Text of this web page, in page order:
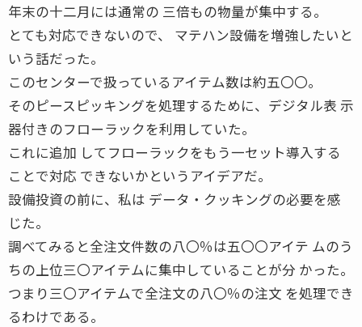
年末の十二月には通常の 三倍もの物量が集中する。
とても対応できないので、 マテハン設備を増強したいと
いう話だった。
このセンターで扱っているアイテム数は約五〇〇。
そのピースピッキングを処理するために、デジタル表 示
器付きのフローラックを利用していた。
これに追加 してフローラックをもう一セット導入する
ことで対応 できないかというアイデアだ。
設備投資の前に、私は データ・クッキングの必要を感
じた。
調べてみると全注文件数の八〇％は五〇〇アイテ ムのう
ちの上位三〇アイテムに集中していることが分 かった。
つまり三〇アイテムで全注文の八〇％の注文 を処理でき
るわけである。